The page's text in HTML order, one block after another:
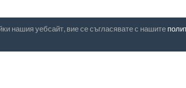
нашия уебсайт, вие се съгласявате с нашите